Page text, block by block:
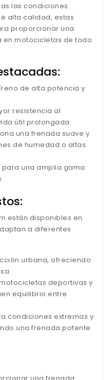
las condiciones.
alta calidad, estas
proporcionar una
motocicletas de todo
de alta potencia y
resistencia al
útil prolongada.
una frenada suave y
de humedad o altas
para una amplia gama
están disponibles en
a diferentes
urbana, ofreciendo
deportivas y
equilibrio entre
condiciones extremas y
una frenada potente
una frenada